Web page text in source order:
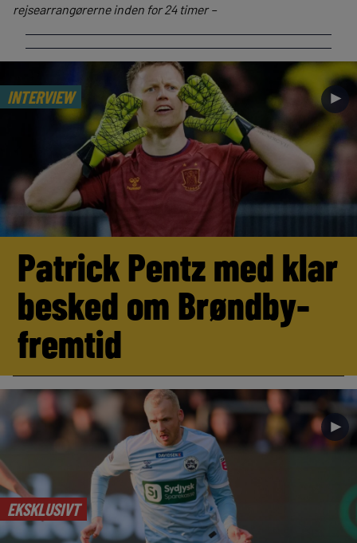
rejsearrangørerne inden for 24 timer –
INTERVIEW ►
Patrick Pentz med klar
besked om Brøndby-
fremtid
EKSKLUSIVT
►